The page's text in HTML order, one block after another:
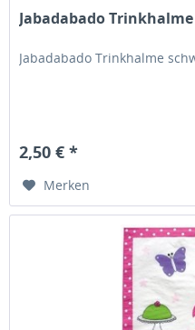
Jabadabado
Jabadabado Trinkhalme
2,50 € *
Merken